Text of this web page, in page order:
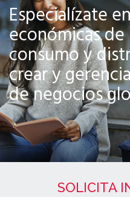
Especialízate
económicas
consumo y
crear y
de negocios
SOLICITA